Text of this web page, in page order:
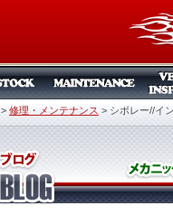
> 修理・メンテナンス > シボレー//イ